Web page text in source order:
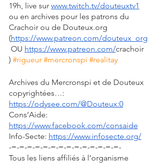
19h, live sur www.twitch.tv/douteuxtv1
ou en archives pour les patrons du
Crachoir ou de Douteux.org
(https://www.patreon.com/douteux_org
OU https://www.patreon.com/crachoir
) #rigueur #mercronspi #realitay
Archives du Mercronspi et de Douteux
copyrightées…:
https://odysee.com/@Douteux:0
Cons’Aide:
https://www.facebook.com/consaide
Info-Secte: https://www.infosecte.org/
-=-=-=-=-=-=-=-=-=-=-=-=-=-=-
Tous les liens affiliés à l’organisme